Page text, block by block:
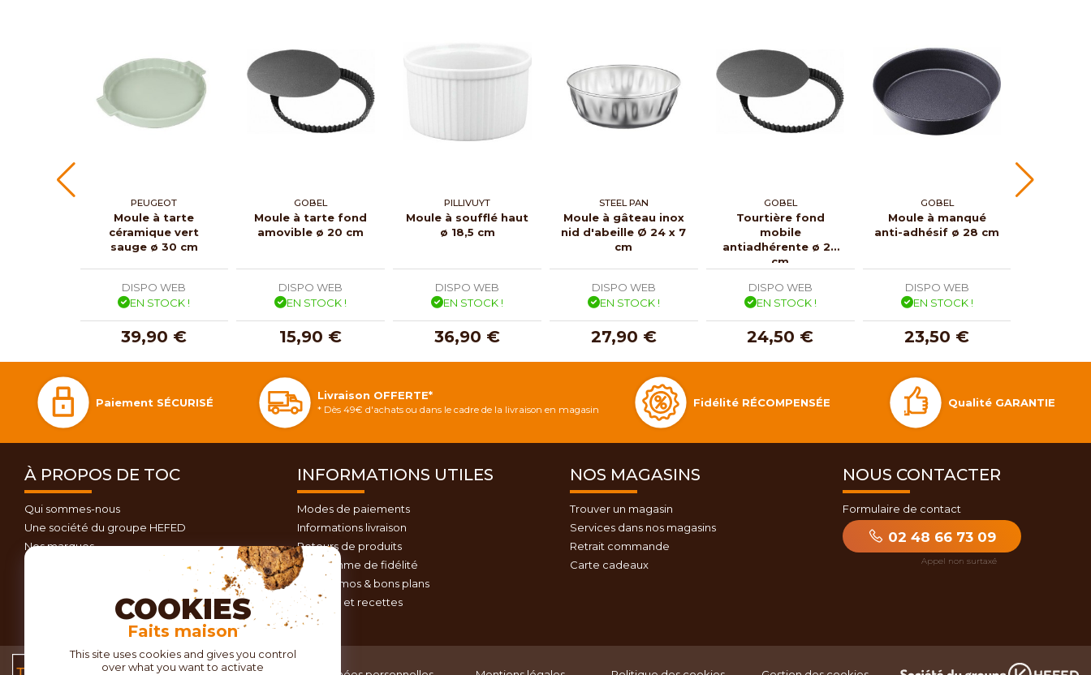
PEUGEOT
Moule à tarte
céramique vert
sauge ø 30 cm
DISPO WEB
EN STOCK !
39,90 €
GOBEL
Moule à tarte fond
amovible ø 20 cm
DISPO WEB
EN STOCK !
15,90 €
PILLIVUYT
Moule à soufflé haut
ø 18,5 cm
DISPO WEB
EN STOCK !
36,90 €
STEEL PAN
Moule à gâteau inox
nid d'abeille Ø 24 x 7
cm
DISPO WEB
EN STOCK !
27,90 €
GOBEL
Tourtière fond
mobile
antiadhérente ø 28
cm
DISPO WEB
EN STOCK !
24,50 €
GOBEL
Moule à manqué
anti-adhésif ø 28 cm
DISPO WEB
EN STOCK !
23,50 €
Paiement SÉCURISÉ
Livraison OFFERTE*
* Dès 49€ d'achats ou dans le cadre de la livraison en magasin
Fidélité RÉCOMPENSÉE Qualité GARANTIE
À PROPOS DE TOC
Qui sommes-nous
Une société du groupe HEFED
Nos marques
INFORMATIONS UTILES
Modes de paiements
Informations livraison
Retours de produits
Programme de fidélité
Nos promos & bons plans
Conseils et recettes
NOS MAGASINS
Trouver un magasin
Services dans nos magasins
Retrait commande
Carte cadeaux
NOUS CONTACTER
Formulaire de contact
02 48 66 73 09
Conditions générales
COOKIES
Faits maison
This site uses cookies and gives you control
over what you want to activate